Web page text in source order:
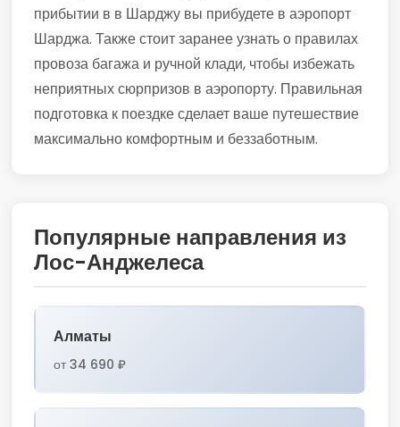
прибытии в в Шарджу вы прибудете в аэропорт
Шарджа. Также стоит заранее узнать о правилах
провоза багажа и ручной клади, чтобы избежать
неприятных сюрпризов в аэропорту. Правильная
подготовка к поездке сделает ваше путешествие
максимально комфортным и беззаботным.
Популярные направления из
Лос-Анджелеса
Алматы
от 34 690 ₽